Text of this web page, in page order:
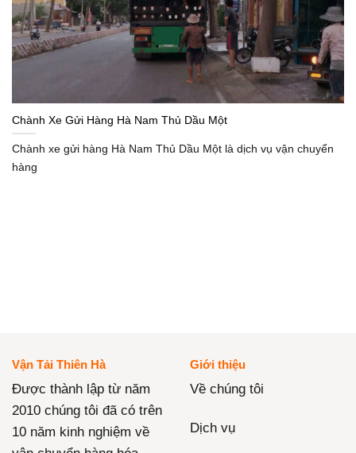
Chành Xe Gửi Hàng Hà Nam Thủ Dầu Một
Chành xe gửi hàng Hà Nam Thủ Dầu Một là dịch vụ vận chuyển
hàng
Vận Tải Thiên Hà
Được thành lập từ năm
2010 chúng tôi đã có trên
10 năm kinh nghiệm về
Giới thiệu
Về chúng tôi
Dịch vụ